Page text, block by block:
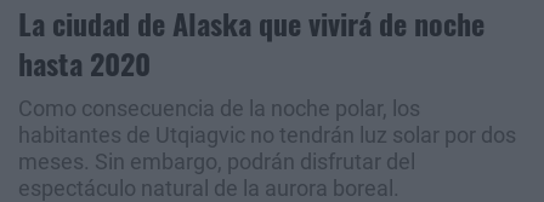
La ciudad de Alaska que vivirá de noche
hasta 2020
Como consecuencia de la noche polar, los
habitantes de Utqiagvic no tendrán luz solar por dos
meses. Sin embargo, podrán disfrutar del
espectáculo natural de la aurora boreal.